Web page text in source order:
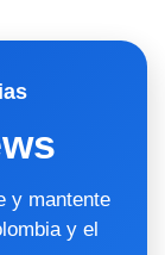
y mantente
y el